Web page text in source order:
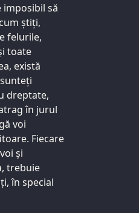
să
știți,
felurile,
toate
există
dreptate,
în jurul
voi
Fiecare
și
trebuie
în special